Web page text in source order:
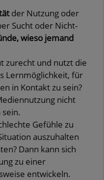
der Nutzung oder
Sucht oder Nicht-
wieso jemand
zurecht und nutzt die
Lernmöglichkeit, für
in Kontakt zu sein?
nicht
Gefühle zu
auszuhalten
Dann kann sich
zu einer
entwickeln.